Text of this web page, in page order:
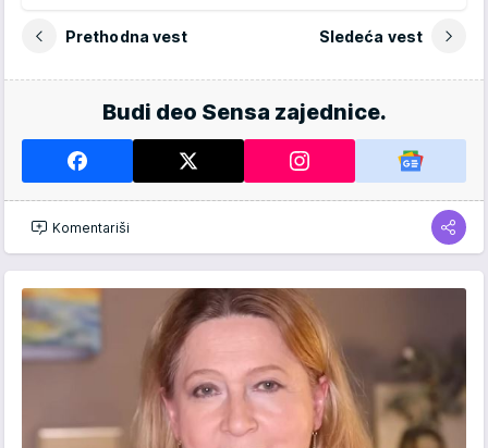
Prethodna vest Sledeća vest
Budi deo Sensa zajednice.
Komentariši